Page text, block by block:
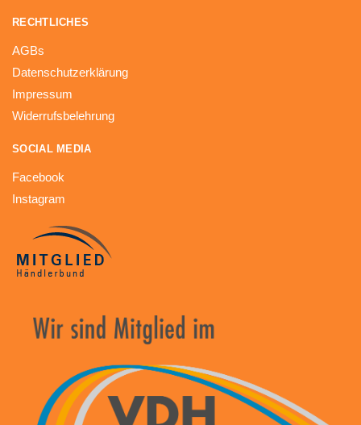
RECHTLICHES
AGBs
Datenschutzerklärung
Impressum
Widerrufsbelehrung
SOCIAL MEDIA
Facebook
Instagram